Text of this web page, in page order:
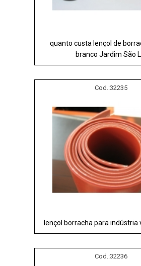
quanto custa lençol de
branco Jardim São
Cod.:32235
lençol borracha para indústria
Cod.:32236